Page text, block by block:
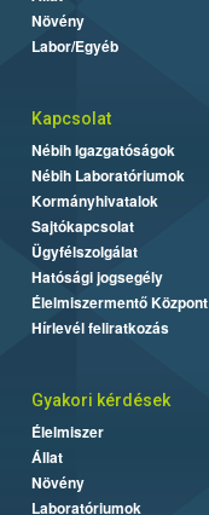
Növény
Labor/Egyéb
Kapcsolat
Nébih Igazgatóságok
Nébih Laboratóriumok
Kormányhivatalok
Sajtókapcsolat
Ügyfélszolgálat
Hatósági jogsegély
Élelmiszermentő Központ
Hírlevél feliratkozás
Gyakori kérdések
Élelmiszer
Állat
Növény
Laboratóriumok